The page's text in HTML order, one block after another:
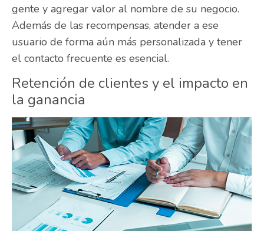
gente y agregar valor al nombre de su negocio.
Además de las recompensas, atender a ese
usuario de forma aún más personalizada y tener
el contacto frecuente es esencial.
Retención de clientes y el impacto en
la ganancia